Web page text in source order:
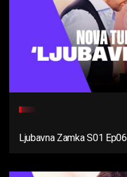
Ljubavna Zamka S01 Ep06